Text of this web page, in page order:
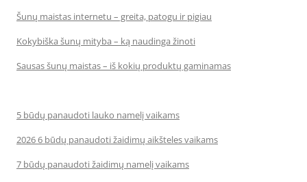
Šunų maistas internetu – greita, patogu ir pigiau
Kokybiška šunų mityba – ką naudinga žinoti
Sausas šunų maistas – iš kokių produktų gaminamas
5 būdų panaudoti lauko namelį vaikams
2026 6 būdų panaudoti žaidimų aikšteles vaikams
7 būdų panaudoti žaidimų namelį vaikams